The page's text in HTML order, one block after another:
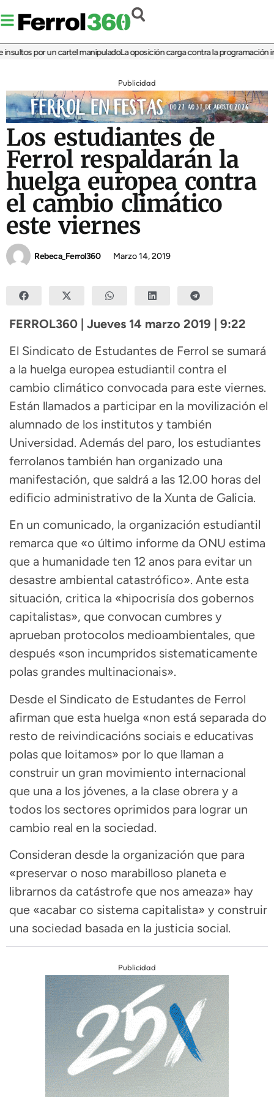
por un cartel manipuladoLa oposición carga contra la programación
Publicidad
Los estudiantes de
Ferrol respaldarán la
huelga europea contra
el cambio climático
este viernes
Rebeca_Ferrol360 Marzo 14, 2019
FERROL360 | Jueves 14 marzo 2019 | 9:22
El Sindicato de Estudantes de Ferrol se sumará
a la huelga europea estudiantil contra el
cambio climático convocada para este viernes.
Están llamados a participar en la movilización el
alumnado de los institutos y también
Universidad. Además del paro, los estudiantes
ferrolanos también han organizado una
manifestación, que saldrá a las 12.00 horas del
edificio administrativo de la Xunta de Galicia.
En un comunicado, la organización estudiantil
remarca que «o último informe da ONU estima
que a humanidade ten 12 anos para evitar un
desastre ambiental catastrófico». Ante esta
situación, critica la «hipocrisía dos gobernos
capitalistas», que convocan cumbres y
aprueban protocolos medioambientales, que
después «son incumpridos sistematicamente
polas grandes multinacionais».
Desde el Sindicato de Estudantes de Ferrol
afirman que esta huelga «non está separada do
resto de reivindicacións sociais e educativas
polas que loitamos» por lo que llaman a
construir un gran movimiento internacional
que una a los jóvenes, a la clase obrera y a
todos los sectores oprimidos para lograr un
cambio real en la sociedad.
Consideran desde la organización que para
«preservar o noso marabilloso planeta e
librarnos da catástrofe que nos ameaza» hay
que «acabar co sistema capitalista» y construir
una sociedad basada en la justicia social.
Publicidad